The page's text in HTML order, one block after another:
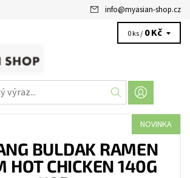
info@myasian-shop.cz
0 ks / 0 Kč
NOVINKA
BULDAK RAMEN
HOT CHICKEN 140G